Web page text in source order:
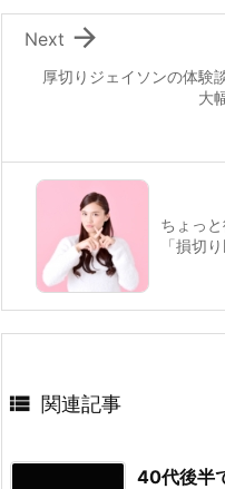
厚切りジェイソンの体験
大

Next
ちょっ
「損切
 関連記事
40代後半